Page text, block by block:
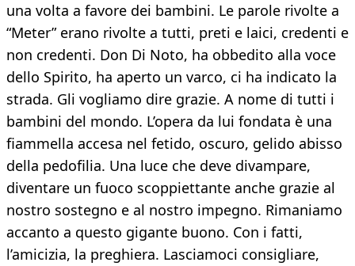
una volta a favore dei bambini. Le parole rivolte a
“Meter” erano rivolte a tutti, preti e laici, credenti e
non credenti. Don Di Noto, ha obbedito alla voce
dello Spirito, ha aperto un varco, ci ha indicato la
strada. Gli vogliamo dire grazie. A nome di tutti i
bambini del mondo. L’opera da lui fondata è una
fiammella accesa nel fetido, oscuro, gelido abisso
della pedofilia. Una luce che deve divampare,
diventare un fuoco scoppiettante anche grazie al
nostro sostegno e al nostro impegno. Rimaniamo
accanto a questo gigante buono. Con i fatti,
l’amicizia, la preghiera. Lasciamoci consigliare,